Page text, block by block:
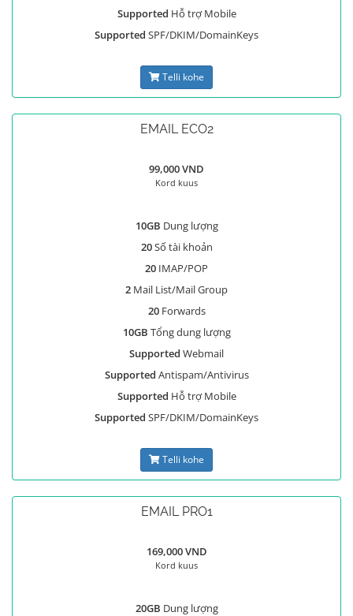
Supported Hỗ trợ Mobile
Supported SPF/DKIM/DomainKeys
Telli kohe
EMAIL ECO2
99,000 VND
Kord kuus
10GB Dung lượng
20Số tài khoản
20 IMAP/POP
2 Mail List/Mail Group
20Forwards
10GB Tổng dung lượng
Supported Webmail
Supported Antispam/Antivirus
Supported Hỗ trợ Mobile
Supported SPF/DKIM/DomainKeys
Telli kohe
EMAIL PRO1
169,000 VND
Kord kuus
20GB Dung lượng